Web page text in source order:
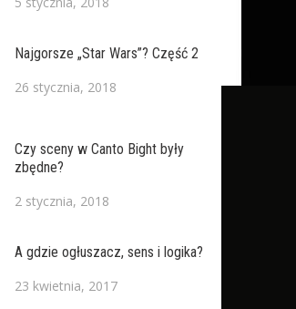
Najgorsze „Star Wars”? Część 2
26 stycznia, 2018
Czy sceny w Canto Bight były
zbędne?
2 stycznia, 2018
A gdzie ogłuszacz, sens i logika?
23 kwietnia, 2017